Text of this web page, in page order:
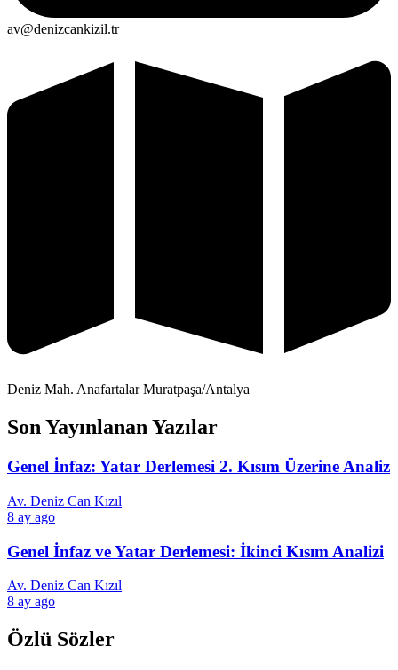
av@denizcankizil.tr
Deniz Mah. Anafartalar Muratpaşa/Antalya
Son Yayınlanan Yazılar
Genel İnfaz: Yatar Derlemesi 2. Kısım Üzerine Analiz
Av. Deniz Can Kızıl
8 ay ago
Genel İnfaz ve Yatar Derlemesi: İkinci Kısım Analizi
Av. Deniz Can Kızıl
8 ay ago
Özlü Sözler